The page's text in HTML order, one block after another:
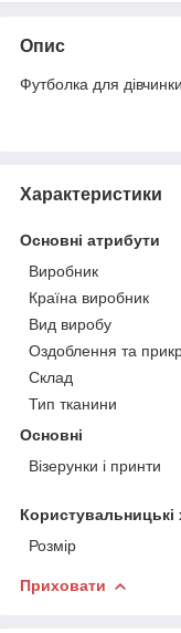
Опис
Футболка для
Характеристики
Основні атрибути
Виробник
Країна виробник
Вид виробу
Оздоблення та
Склад
Тип тканини
Основні
Візерунки і принти
Користувальницькі
Розмір
Приховати